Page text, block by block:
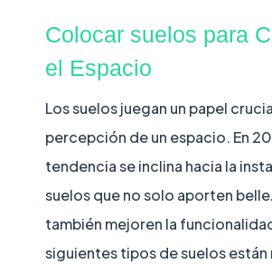
Colocar suelos para
el Espacio
Los suelos juegan un papel
percepción de un espacio. En
tendencia se inclina hacia la
suelos que no solo aporten
también mejoren la
siguientes tipos de suelos están